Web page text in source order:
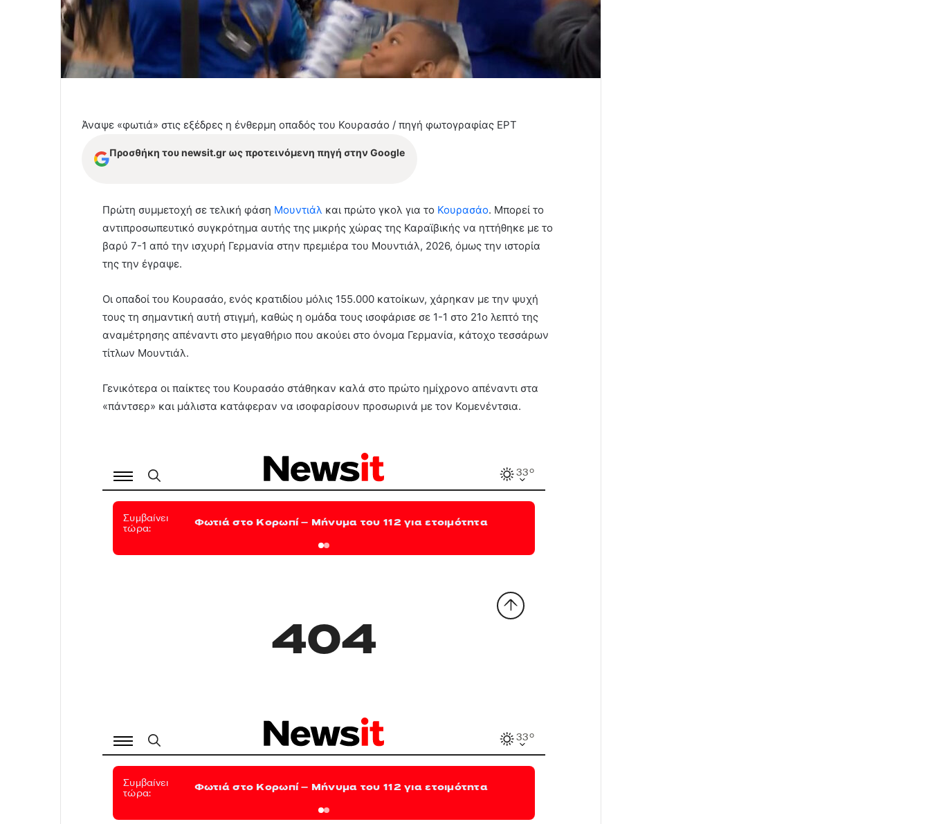
Άναψε «φωτιά» στις εξέδρες η ένθερμη οπαδός του Κουρασάο / πηγή φωτογραφίας ΕΡΤ
Προσθήκη του newsit.gr ως προτεινόμενη πηγή στην Google
Πρώτη συμμετοχή σε τελική φάση Μουντιάλ και πρώτο γκολ για το Κουρασάο. Μπορεί το
αντιπροσωπευτικό συγκρότημα αυτής της μικρής χώρας της Καραϊβικής να ηττήθηκε με το
βαρύ 7-1 από την ισχυρή Γερμανία στην πρεμιέρα του Μουντιάλ, 2026, όμως την ιστορία
της την έγραψε.
Οι οπαδοί του Κουρασάο, ενός κρατιδίου μόλις 155.000 κατοίκων, χάρηκαν με την ψυχή
τους τη σημαντική αυτή στιγμή, καθώς η ομάδα τους ισοφάρισε σε 1-1 στο 21ο λεπτό της
αναμέτρησης απέναντι στο μεγαθήριο που ακούει στο όνομα Γερμανία, κάτοχο τεσσάρων
τίτλων Μουντιάλ.
Γενικότερα οι παίκτες του Κουρασάο στάθηκαν καλά στο πρώτο ημίχρονο απέναντι στα
«πάντσερ» και μάλιστα κατάφεραν να ισοφαρίσουν προσωρινά με τον Κομενέντσια.